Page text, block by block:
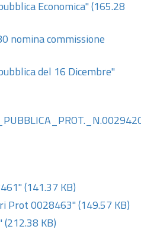
Economica" (165.28
nomina commissione
del 16 Dicembre"
(141.37 KB)
Prot 0028463" (149.57 KB)
(212.38 KB)